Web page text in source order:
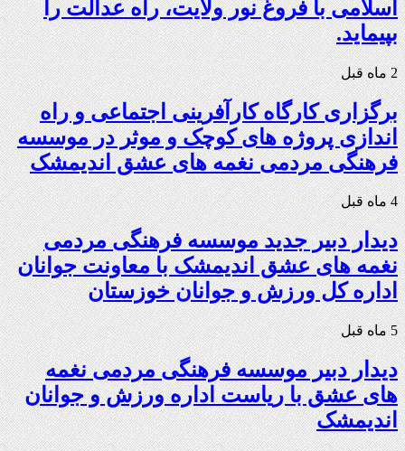
اسلامی با فروغ نور ولایت، راه عدالت را
بپیماید.
2 ماه قبل
برگزاری کارگاه کارآفرینی اجتماعی و راه
اندازی پروژه های کوچک و موثر در موسسه
فرهنگی مردمی نغمه های عشق اندیمشک
4 ماه قبل
دیدار دبیر جدید موسسه فرهنگی مردمی
نغمه های عشق اندیمشک با معاونت جوانان
اداره کل ورزش و جوانان خوزستان
5 ماه قبل
دیدار دبیر موسسه فرهنگی مردمی نغمه
های عشق با ریاست اداره ورزش و جوانان
اندیمشک